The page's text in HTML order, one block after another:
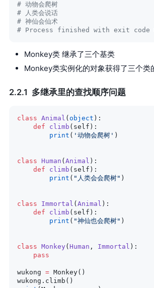
# 动物会爬树
# 人类会说话
# 神仙会仙术
# Process finished with exit code
Monkey类 继承了三个基类
Monkey类实例化的对象获得了三个类
多继承里的查找顺序问题
class Animal (object ):
    def
climb (self):
        print
( '动物会爬树' )
class Human (Animal ):
    def
climb (self):
        print
( "人类会会爬树" )
class Immortal (Animal ):
    def
climb (self):
        print
( "神仙也会爬树" )
class Monkey ( Human , Immortal ):
    pass
wukong = Monkey()
wukong.climb()